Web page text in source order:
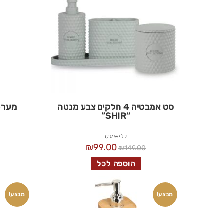
סט אמבטיה 4 חלקים צבע מנטה
“SHIR”
כלי אמבט
₪149.00
₪99.00
הוספה לסל
מבצע! מבצע!